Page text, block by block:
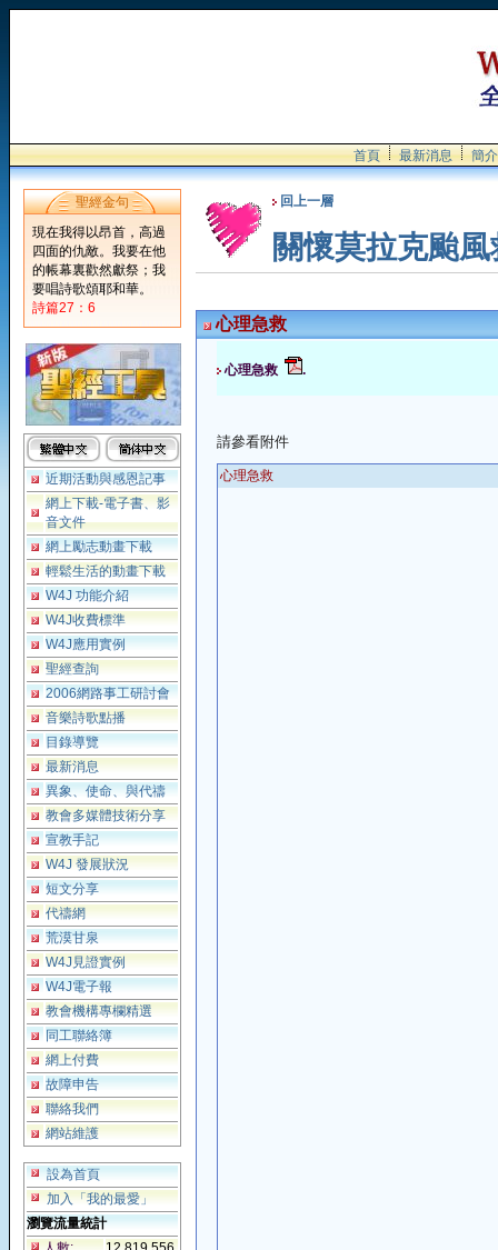
首頁 最新消息 簡介
聖經金句
現在我得以昂首，高過
四面的仇敵。我要在他
的帳幕裏歡然獻祭；我
要唱詩歌頌耶和華。
詩篇27：6
近期活動與感恩記事
網上下載-電子書、影
音文件
網上勵志動畫下載
輕鬆生活的動畫下載
W4J 功能介紹
W4J收費標準
W4J應用實例
聖經查詢
2006網路事工研討會
音樂詩歌點播
目錄導覽
最新消息
異象、使命、與代禱
教會多媒體技術分享
宣教手記
W4J 發展狀況
短文分享
代禱網
荒漠甘泉
W4J見證實例
W4J電子報
教會機構專欄精選
同工聯絡簿
網上付費
故障申告
聯絡我們
網站維護
設為首頁
加入「我的最愛」
瀏覽流量統計
回上一層
關懷莫拉克颱
心理急救
心理急救 .
請參看附件
心理急救